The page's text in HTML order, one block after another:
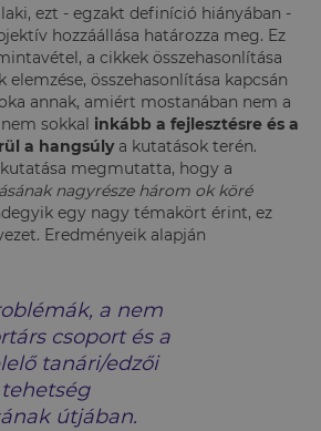
ezt - egzakt definíció hiányában -
hozzáállása határozza meg. Ez
a cikkek összehasonlítása
elemzése, összehasonlítása kapcsán
annak, amiért mostanában nem a
sokkal inkább a fejlesztésre és a
a hangsúlya kutatások terén.
megmutatta, hogy a
nagyrésze három ok köré
egy nagy témakört érint, ez
Eredményeik alapján
a nem
csoport és a
tanári/edzői
útjában.